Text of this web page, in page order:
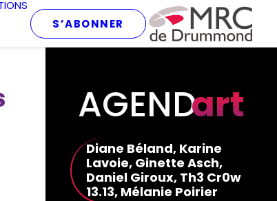
S’ABONNER
AGENDart
Diane Béland, Karine
Lavoie, Ginette Asch,
Daniel Giroux, Th3 Cr0w
13.13, Mélanie Poirier